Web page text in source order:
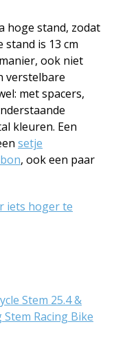
hoge stand, zodat
stand is 13 cm
ook niet
verstelbare
met spacers,
kleuren. Een
setje
, ook een paar
Stem 25.4 &
Racing Bike